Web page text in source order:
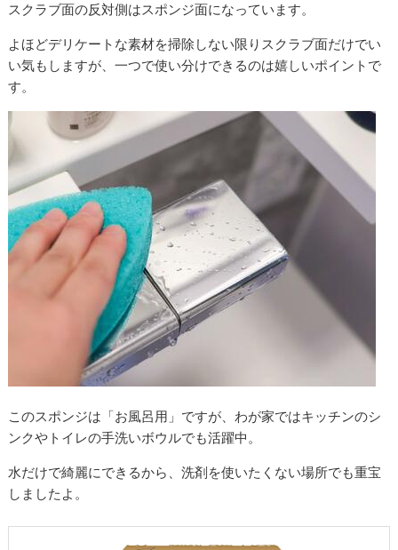
スクラブ面の反対側はスポンジ面になっています。
よほどデリケートな素材を掃除しない限りスクラブ面だけでい
い気もしますが、一つで使い分けできるのは嬉しいポイントで
す。
このスポンジは「お風呂用」ですが、わが家ではキッチンのシ
ンクやトイレの手洗いボウルでも活躍中。
水だけで綺麗にできるから、洗剤を使いたくない場所でも重宝
しましたよ。